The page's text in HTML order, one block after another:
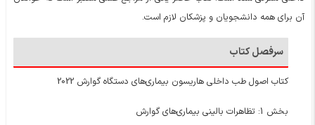
آن برای همه دانشجویان و پزشکان لازم است.
سرفصل کتاب
کتاب اصول طب داخلی هاریسون بیماری‌های دستگاه گوارش 2022
بخش 1: تظاهرات بالینی بیماری‌های گوارش